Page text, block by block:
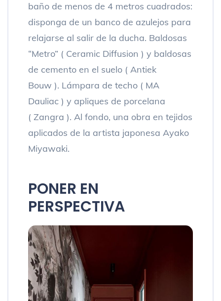
baño de menos de 4 metros cuadrados:
disponga de un banco de azulejos para
relajarse al salir de la ducha. Baldosas
“Metro” ( Ceramic Diffusion ) y baldosas
de cemento en el suelo ( Antiek
Bouw ). Lámpara de techo ( MA
Dauliac ) y apliques de porcelana
( Zangra ). Al fondo, una obra en tejidos
aplicados de la artista japonesa Ayako
Miyawaki.
PONER EN
PERSPECTIVA